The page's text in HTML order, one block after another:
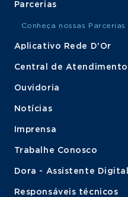
Parcerias
Conheça nossas Parcerias
Aplicativo Rede D'Or
Central de Atendimento
Ouvidoria
Notícias
Imprensa
Trabalhe Conosco
Dora - Assistente Digital
Responsáveis técnicos